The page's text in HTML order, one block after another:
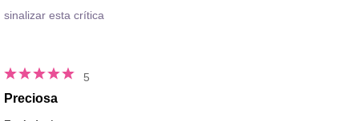
sinalizar esta crítica
5
Preciosa